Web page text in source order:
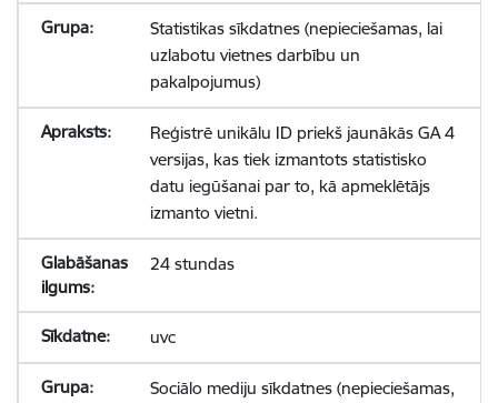
Statistikas sīkdatnes (nepieciešamas, lai
uzlabotu vietnes darbību un
pakalpojumus)
Reģistrē unikālu ID priekš jaunākās GA 4
versijas, kas tiek izmantots statistisko
datu iegūšanai par to, kā apmeklētājs
izmanto vietni.
24 stundas
uvc
Sociālo mediju sīkdatnes (nepieciešamas,